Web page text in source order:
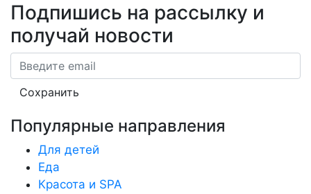
Подпишись на рассылку и
получай новости
Email
Сохранить
Популярные направления
Для детей
Еда
Красота и SPA